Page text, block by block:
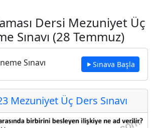
Dersi Mezuniyet Üç
Sınavı (28 Temmuz)
Sınavı Sınava Başla
Mezuniyet Üç Ders Sınavı